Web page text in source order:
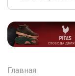
Главная